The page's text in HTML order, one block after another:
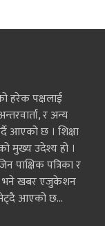
हरेक पक्षलाई
र अन्य
आएको छ । शिक्षा
मुख्य उदेश्य हो ।
पाक्षिक पत्रिका र
भने खबर एजुकेशन
आएको छ...